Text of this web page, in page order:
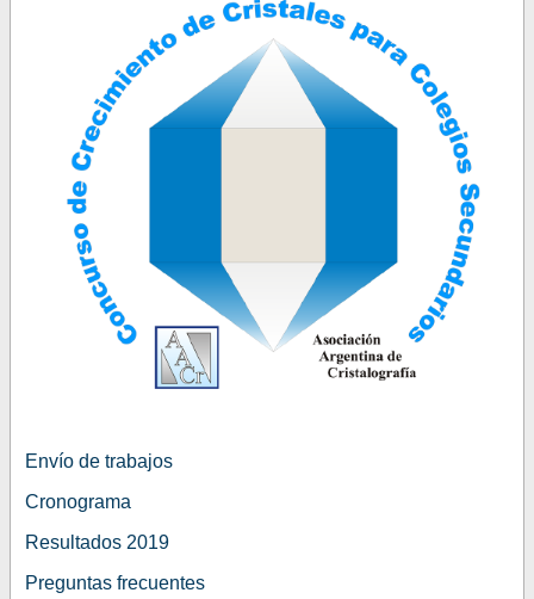
Envío de trabajos
Cronograma
Resultados 2019
Preguntas frecuentes